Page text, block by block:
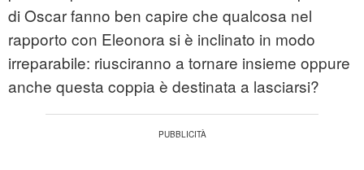
di Oscar fanno ben capire che qualcosa nel
rapporto con Eleonora si è inclinato in modo
irreparabile: riusciranno a tornare insieme oppure
anche questa coppia è destinata a lasciarsi?